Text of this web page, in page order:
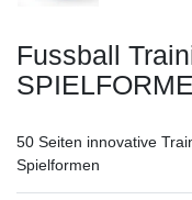
Fussball
50 Seiten innovative
Spielformen